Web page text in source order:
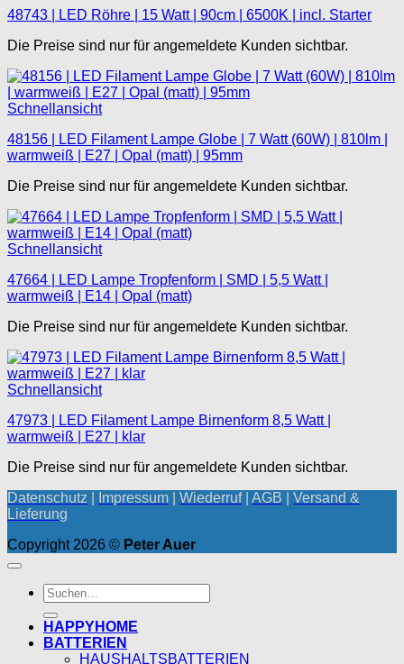
48743 | LED Röhre | 15 Watt | 90cm | 6500K | incl. Starter
Die Preise sind nur für angemeldete Kunden sichtbar.
Schnellansicht
48156 | LED Filament Lampe Globe | 7 Watt (60W) | 810lm |
warmweiß | E27 | Opal (matt) | 95mm
Die Preise sind nur für angemeldete Kunden sichtbar.
Schnellansicht
47664 | LED Lampe Tropfenform | SMD | 5,5 Watt |
warmweiß | E14 | Opal (matt)
Die Preise sind nur für angemeldete Kunden sichtbar.
Schnellansicht
47973 | LED Filament Lampe Birnenform 8,5 Watt |
warmweiß | E27 | klar
Die Preise sind nur für angemeldete Kunden sichtbar.
Datenschutz
Impressum Wiederruf| AGB
Versand &
Lieferung
Copyright 2026 © Peter Auer
Suchen
nach:
HAPPYHOME
BATTERIEN
HAUSHALTSBATTERIEN